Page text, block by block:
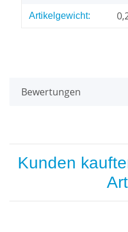
Artikelgewicht:
Bewertungen
Kunden